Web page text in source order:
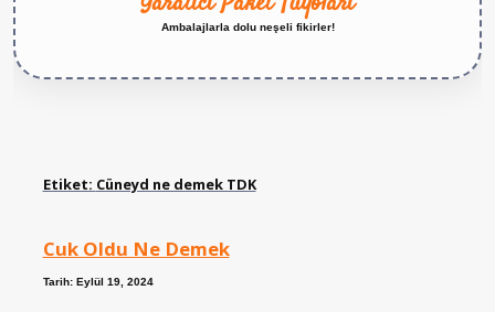
Ambalajlarla dolu neşeli fikirler!
Etiket: Cüneyd ne demek TDK
Cuk Oldu Ne Demek
Tarih: Eylül 19, 2024